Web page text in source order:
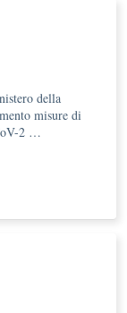
della
misure di
2 …